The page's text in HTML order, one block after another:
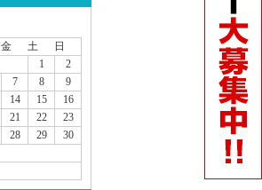
金 土 日
1
2
7 8
9
14 15
16
21 22
23
28 29
30